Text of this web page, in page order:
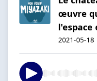
œuvre
l'espace
2021-05-18